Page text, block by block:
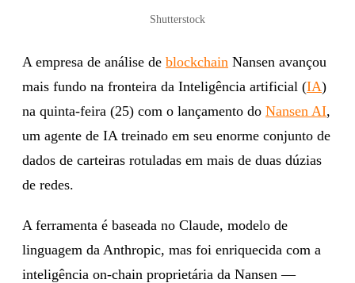
Shutterstock
A empresa de análise de blockchain Nansen avançou
mais fundo na fronteira da Inteligência artificial (IA)
na quinta-feira (25) com o lançamento do Nansen AI,
um agente de IA treinado em seu enorme conjunto de
dados de carteiras rotuladas em mais de duas dúzias
de redes.
A ferramenta é baseada no Claude, modelo de
linguagem da Anthropic, mas foi enriquecida com a
inteligência on-chain proprietária da Nansen —